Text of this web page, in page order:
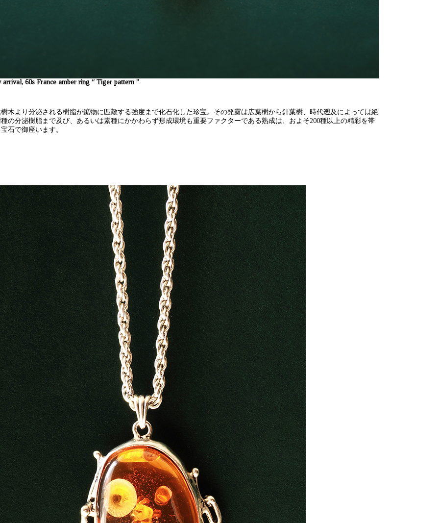
arrival, 60s France amber ring “ Tiger pattern ”
木より分泌される樹脂が鉱物に匹敵する強度まで化石化した珍宝。その発露は広葉樹から針葉樹、時代遡及によっては絶
の分泌樹脂まで及び、あるいは素種にかかわらず形成環境も重要ファクターである熟成は、およそ200種以上の精彩を帯
石で御座います。